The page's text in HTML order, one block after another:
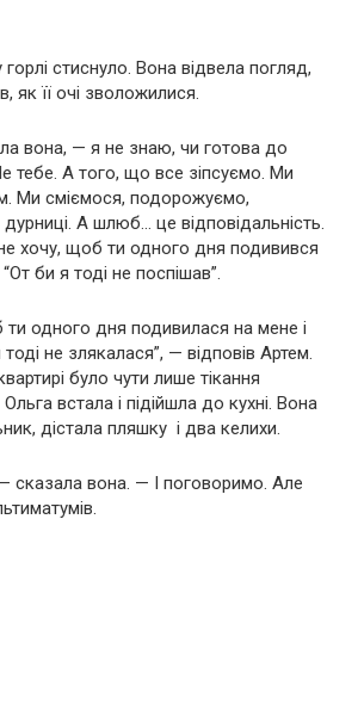
горлі стиснуло. Вона відвела погляд,
як її очі зволожилися.
вона, — я не знаю, чи готова до
тебе. А того, що все зіпсуємо. Ми
Ми сміємося, подорожуємо,
А шлюб… це відповідальність.
хочу, щоб ти одного дня подивився
би я тоді не поспішав”.
одного дня подивилася на мене і
не злякалася”, — відповів Артем.
було чути лише тікання
Ольга встала і підійшла до кухні. Вона
дістала пляшку і два келихи.
сказала вона. — І поговоримо. Але